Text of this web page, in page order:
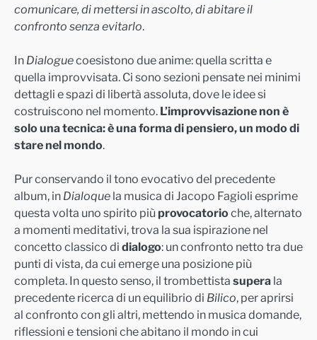
comunicare, di mettersi in ascolto, di abitare il
confronto senza evitarlo.
In Dialoguecoesistono due anime: quella scritta e
quella improvvisata. Ci sono sezioni pensate nei minimi
dettagli e spazi di libertà assoluta, dove le idee si
costruiscono nel momento. L’improvvisazione non è
solo una tecnica: è una forma di pensiero, un modo di
stare nel mondo.
Pur conservando il tono evocativo del precedente
album, in Dialoque la musica di Jacopo Fagioli esprime
questa volta uno spirito più provocatorio che, alternato
a momenti meditativi, trova la sua ispirazione nel
concetto classico di dialogo: un confronto netto tra due
punti di vista, da cui emerge una posizione più
completa. In questo senso, il trombettista supera la
precedente ricerca di un equilibrio di Bilico, per aprirsi
al confronto con gli altri, mettendo in musica domande,
riflessioni e tensioni che abitano il mondo in cui